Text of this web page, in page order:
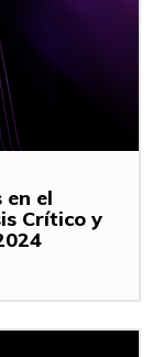
el
Crítico y